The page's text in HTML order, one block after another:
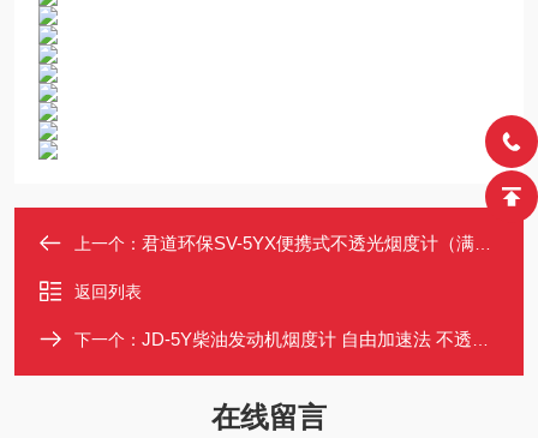
上一个： 君道环保SV-5YX便携式不透光烟度计（满足新标准）
返回列表
下一个： JD-5Y柴油发动机烟度计 自由加速法 不透光度(N)和光吸收系数(K)
在线留言